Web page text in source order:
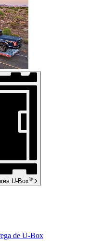
U-Box®
de U-Box